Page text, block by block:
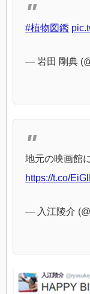
#植物図鑑
— 岩田 剛典
地元の映画館
https://t.co/
— 入江陵介